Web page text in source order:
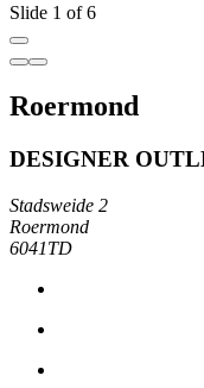
Slide 1 of 6
Roermond
DESIGNER
Stadsweide 2
Roermond
6041TD